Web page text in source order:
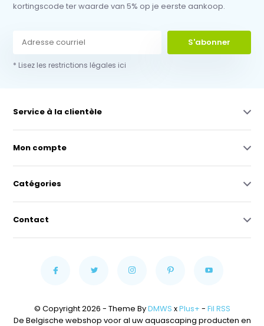
kortingscode ter waarde van 5% op je eerste aankoop.
S'abonner
* Lisez les restrictions légales ici
Service à la clientèle
Mon compte
Catégories
Contact
© Copyright 2026 - Theme ByDMWS xPlus+ - Fil RSS
De Belgische webshop voor al uw aquascaping producten en